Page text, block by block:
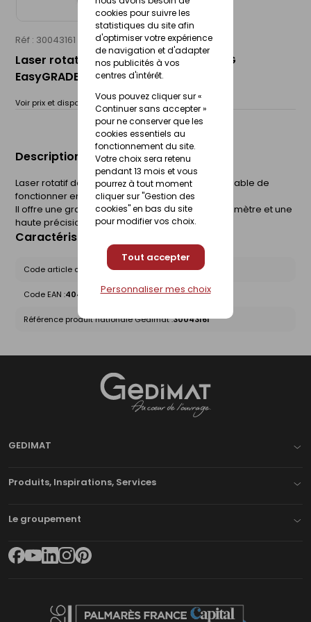
cookies pour suivre les
statistiques du site afin
d'optimiser votre expérience
de navigation et d'adapter
nos publicités à vos
centres d'intérêt.
Vous pouvez cliquer sur «
Continuer sans accepter »
pour ne conserver que les
cookies essentiels au
fonctionnement du site.
Votre choix sera retenu
pendant 13 mois et vous
pourrez à tout moment
cliquer sur "Gestion des
cookies" en bas du site
pour modifier vos choix.
Tout accepter
Personnaliser mes choix
Réf : 30043161 GEO FENNEL
Laser rotatif simple pente FL300HV - G
EasyGRADE
Voir prix et disponibilité en magasin
Description du produit
Laser rotatif destiné aux travaux de chantier, capable de
fonctionner en mode horizontal et vertical.
Il offre une grande portée de 1200 mètres de diamètre et une
haute précision de ± 0,75 mm par 10 mètres.
Caractéristiques du produit
Code article chez le fournisseur :214045
Code EAN :4045921014190
Référence produit nationale Gedimat :30043161
GEDIMAT
Produits, Inspirations, Services
Le groupement